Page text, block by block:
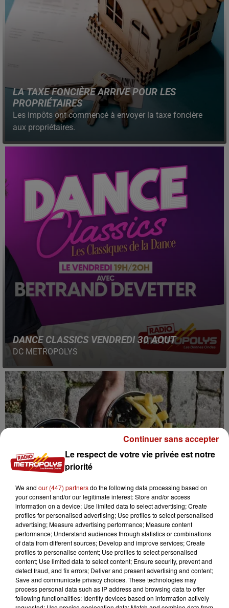
LA TAXE FONCIÈRE ARRIVE POUR LES
PROPRIÉTAIRES
Les impôts ont commencé à envoyer la taxe foncière
aux propriétaires.
DANCE CLASSICS VENDREDI 30 AOUT
DC METROPOLYS
LILLE : UN REPAS SOLIDAIRE LE LUNDI DE
BRADERIE
1 000 bénéficiaires d'associations lilloises vont pouvoir
en profiter
Le respect de votre vie privée est notre
priorité
We and our (447) partnersdo the following data processing based on
your consent and/or our legitimate interest: Store and/or access
information on a device; Use limited data to select advertising; Create
profiles for personalised advertising; Use profiles to select personalised
advertising; Measure advertising performance; Measure content
performance; Understand audiences through statistics or combinations
of data from different sources; Develop and improve services; Create
profiles to personalise content; Use profiles to select personalised
content; Use limited data to select content; Ensure security, prevent and
detect fraud, and fix errors; Deliver and present advertising and content;
Save and communicate privacy choices. These technologies may
process personal data such as IP address and browsing data to offer
following functionalities: Identify devices based on information actively
Continuer sans accepter